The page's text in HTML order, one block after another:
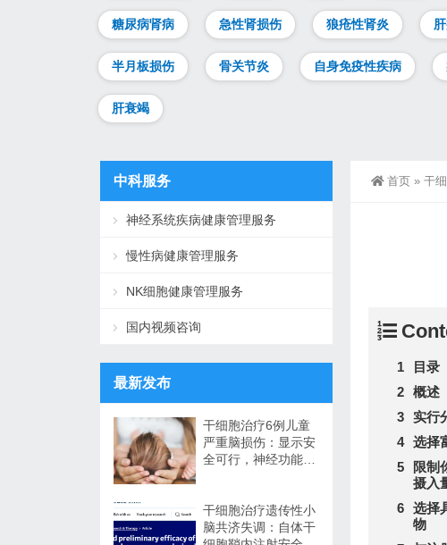
糖尿病肾病 急性肾损伤 狼疮性肾炎
半月板损伤 骨关节炎 自身免疫性疾病
肝衰竭
首页 » 干
目录
概述
实行
选择
限制
摄入
选择
物
中科服务
神经系统疾病健康管理服务
慢性病健康管理服务
NK细胞健康管理服务
国内视频咨询
最新发布
干细胞治疗6例儿童
严重脑损伤：显示安
全可行，神经功能改
干细胞治疗遗传性小
脑共济失调：自体干